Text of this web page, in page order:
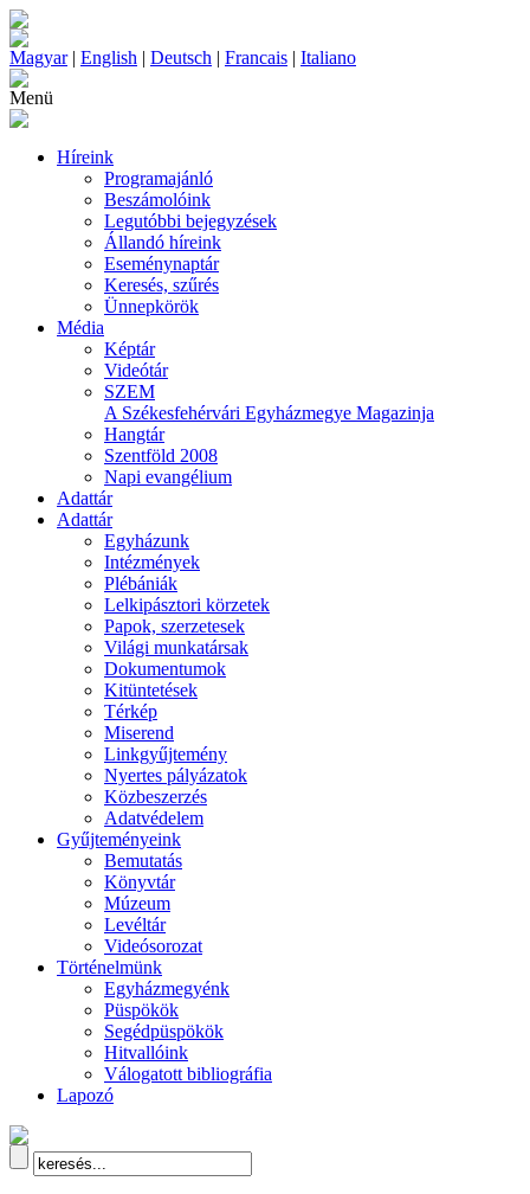
Magyar| English | Deutsch | Francais | Italiano
Menü
Híreink
Programajánló
Beszámolóink
Legutóbbi bejegyzések
Állandó híreink
Eseménynaptár
Keresés, szűrés
Ünnepkörök
Média
Képtár
Videótár
SZEM
A Székesfehérvári Egyházmegye Magazinja
Hangtár
Szentföld 2008
Napi evangélium
Adattár
Adattár
Egyházunk
Intézmények
Plébániák
Lelkipásztori körzetek
Papok, szerzetesek
Világi munkatársak
Dokumentumok
Kitüntetések
Térkép
Miserend
Linkgyűjtemény
Nyertes pályázatok
Közbeszerzés
Adatvédelem
Gyűjteményeink
Bemutatás
Könyvtár
Múzeum
Levéltár
Videósorozat
Történelmünk
Egyházmegyénk
Püspökök
Segédpüspökök
Hitvallóink
Válogatott bibliográfia
Lapozó